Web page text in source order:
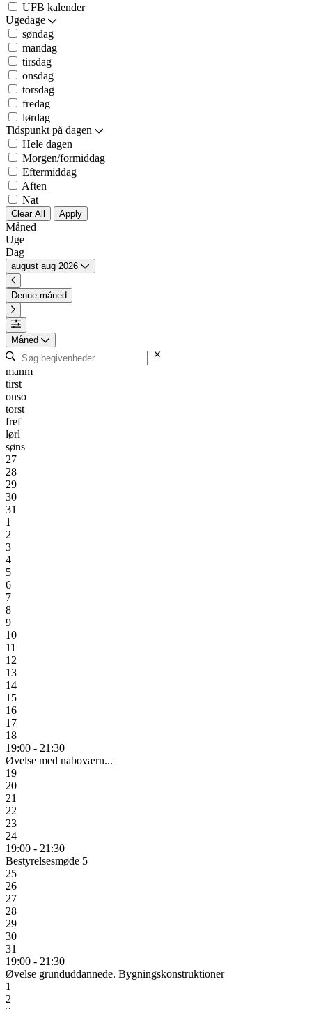
UFB kalender
Ugedage
søndag
mandag
tirsdag
onsdag
torsdag
fredag
lørdag
Tidspunkt på dagen
Hele dagen
Morgen/formiddag
Eftermiddag
Aften
Nat
Clear All Apply
Måned
Uge
Dag
august aug 2026
Denne måned
Måned
manm
tirst
onso
torst
fref
lørl
søns
27
28
29
30
31
1
2
3
4
5
6
7
8
9
10
11
12
13
14
15
16
17
18
19:00 - 21:30
Øvelse med naboværn...
19
20
21
22
23
24
19:00 - 21:30
Bestyrelsesmøde 5
25
26
27
28
29
30
31
19:00 - 21:30
Øvelse grunduddannede. Bygningskonstruktioner
1
2